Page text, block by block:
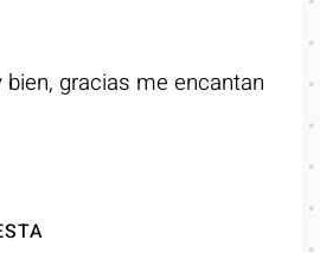
gracias me encantan